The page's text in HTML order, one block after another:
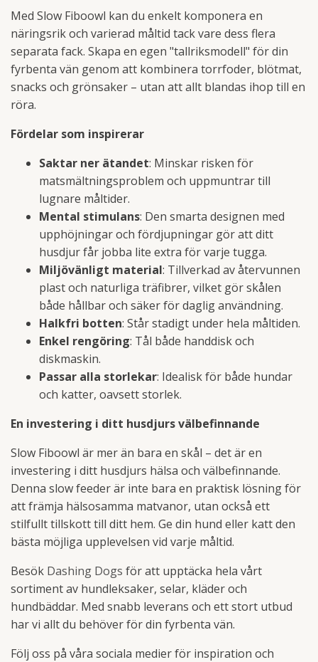
Med Slow Fiboowl kan du enkelt komponera en
näringsrik och varierad måltid tack vare dess flera
separata fack. Skapa en egen "tallriksmodell" för din
fyrbenta vän genom att kombinera torrfoder, blötmat,
snacks och grönsaker – utan att allt blandas ihop till en
röra.
Fördelar som inspirerar
Saktar ner ätandet: Minskar risken för
matsmältningsproblem och uppmuntrar till
lugnare måltider.
Mental stimulans: Den smarta designen med
upphöjningar och fördjupningar gör att ditt
husdjur får jobba lite extra för varje tugga.
Miljövänligt material: Tillverkad av återvunnen
plast och naturliga träfibrer, vilket gör skålen
både hållbar och säker för daglig användning.
Halkfri botten: Står stadigt under hela måltiden.
Enkel rengöring: Tål både handdisk och
diskmaskin.
Passar alla storlekar: Idealisk för både hundar
och katter, oavsett storlek.
En investering i ditt husdjurs välbefinnande
Slow Fiboowl är mer än bara en skål – det är en
investering i ditt husdjurs hälsa och välbefinnande.
Denna slow feeder är inte bara en praktisk lösning för
att främja hälsosamma matvanor, utan också ett
stilfullt tillskott till ditt hem. Ge din hund eller katt den
bästa möjliga upplevelsen vid varje måltid.
Besök Dashing Dogs för att upptäcka hela vårt
sortiment av hundleksaker, selar, kläder och
hundbäddar. Med snabb leverans och ett stort utbud
har vi allt du behöver för din fyrbenta vän.
Följ oss på våra sociala medier för inspiration och